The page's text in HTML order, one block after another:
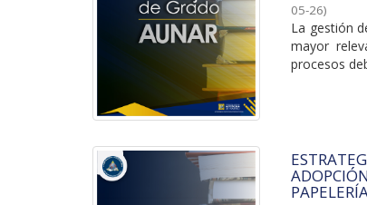
05-26)
La gestión
mayor
procesos